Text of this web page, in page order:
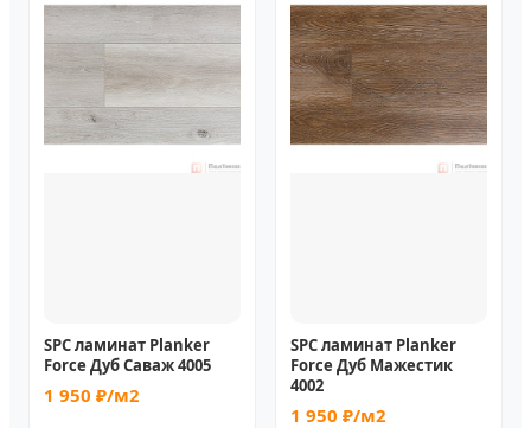
SPC ламинат Planker
Force Дуб Саваж 4005
1 950 ₽/м2
SPC ламинат Planker
Force Дуб Мажестик
4002
1 950 ₽/м2